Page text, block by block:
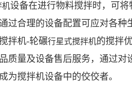
机设备在进行物料搅拌时，可
过合理的设备配置可应对各种
拌机-轮碾行星式搅拌机的搅拌
质量及设备售后服务，通过
为搅拌机设备中的佼佼者。